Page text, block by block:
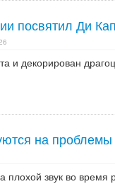
посвятил Ди
и декорирован
на
звук во время